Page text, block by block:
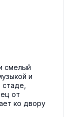
смелый
и
от
ко двору